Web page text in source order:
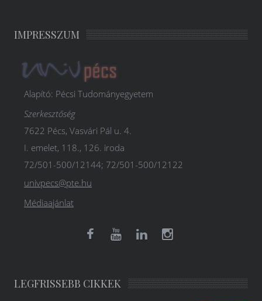
IMPRESSZUM
Alapító: Pécsi Tudományegyetem
Szerkesztőség
7622 Pécs, Vasvári Pál u. 4.
I. emelet, 118., 126. iroda
72/501-500/12144; 72/501-500/12122
univpecs@pte.hu
Médiaajánlat
LEGFRISSEBB CIKKEK